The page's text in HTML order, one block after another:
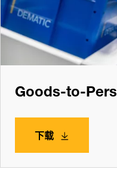
Goods-to-
下载